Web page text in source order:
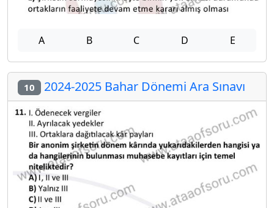
A B C D E
10 2024-2025 Bahar Dönemi Ara Sınavı